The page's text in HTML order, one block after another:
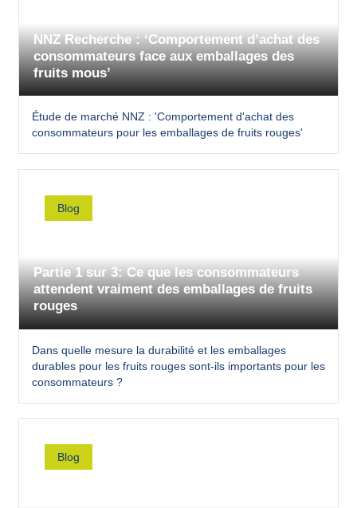
NNZ Recherche : ‘Comportement d’achat des
consommateurs face aux emballages des
fruits mous’
Étude de marché NNZ : 'Comportement d'achat des
consommateurs pour les emballages de fruits rouges'
Blog
Partie 1 sur 3: Ce que les consommateurs
attendent vraiment des emballages de fruits
rouges
Dans quelle mesure la durabilité et les emballages
durables pour les fruits rouges sont-ils importants pour les
consommateurs ?
Blog